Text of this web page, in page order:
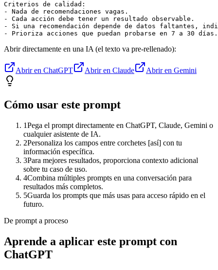
Criterios de calidad:
- Nada de recomendaciones vagas.
- Cada acción debe tener un resultado observable.
- Si una recomendación depende de datos faltantes,
- Prioriza acciones que puedan probarse en 7 a 30 días.
Abrir directamente en una IA (el texto va pre-rellenado):
Abrir en ChatGPT Abrir en Claude Abrir en Gemini
Cómo usar este prompt
1Pega el prompt directamente en ChatGPT, Claude, Gemini o
cualquier asistente de IA.
2Personaliza los campos entre corchetes [así] con tu
información específica.
3Para mejores resultados, proporciona contexto adicional
sobre tu caso de uso.
4Combina múltiples prompts en una conversación para
resultados más completos.
5Guarda los prompts que más usas para acceso rápido en el
futuro.
De prompt a proceso
Aprende a aplicar este prompt con
ChatGPT